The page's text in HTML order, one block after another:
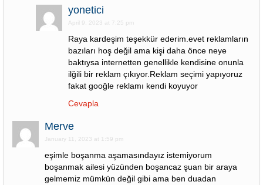
yonetici
April 9, 2023 at 7:25 pm
Raya kardeşim teşekkür ederim.evet reklamların
bazıları hoş değil ama kişi daha önce neye
baktıysa internetten genellikle kendisine onunla
ilğili bir reklam çıkıyor.Reklam seçimi yapıyoruz
fakat gooğle reklamı kendi koyuyor
Cevapla
Merve
January 11, 2023 at 1:59 pm
eşimle boşanma aşamasındayız istemiyorum
boşanmak ailesi yüzünden boşancaz şuan bir araya
gelmemiz mümkün değil gibi ama ben duadan